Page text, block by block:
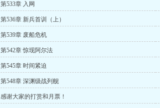
第533章 入网
第536章 新兵首训（上）
第539章 废船危机
第542章 惊现阿尔法
第545章 时间紧迫
第548章 深渊级战列舰
感谢大家的打赏和月票！